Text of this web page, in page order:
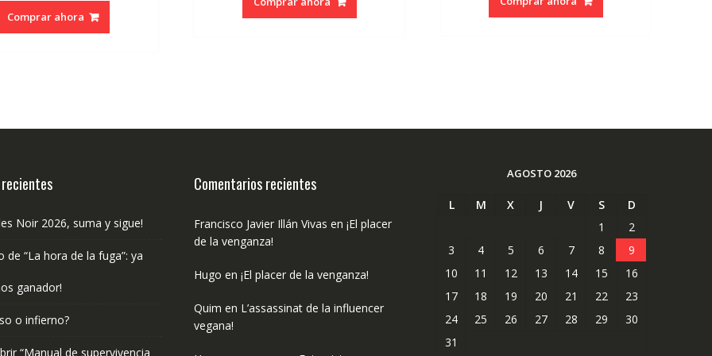
original
era:
actual
es:
Comprar ahora
era:
es:
Noir 2026, suma y sigue!
de “La hora de la fuga”: ya
ganador!
o infierno?
“Manual de supervivencia
Comentarios recientes
Francisco Javier Illán Vivas en ¡El placer
de la venganza!
Hugo en ¡El placer de la venganza!
Quim en L’assassinat de la influencer
vegana!
AGOSTO 2026
L M X J V S
D
1
2
3
4 5 6 7 8
9
10
11 12 13 14 15
16
17
18 19 20 21 22
23
24
25 26 27 28 29
30
31